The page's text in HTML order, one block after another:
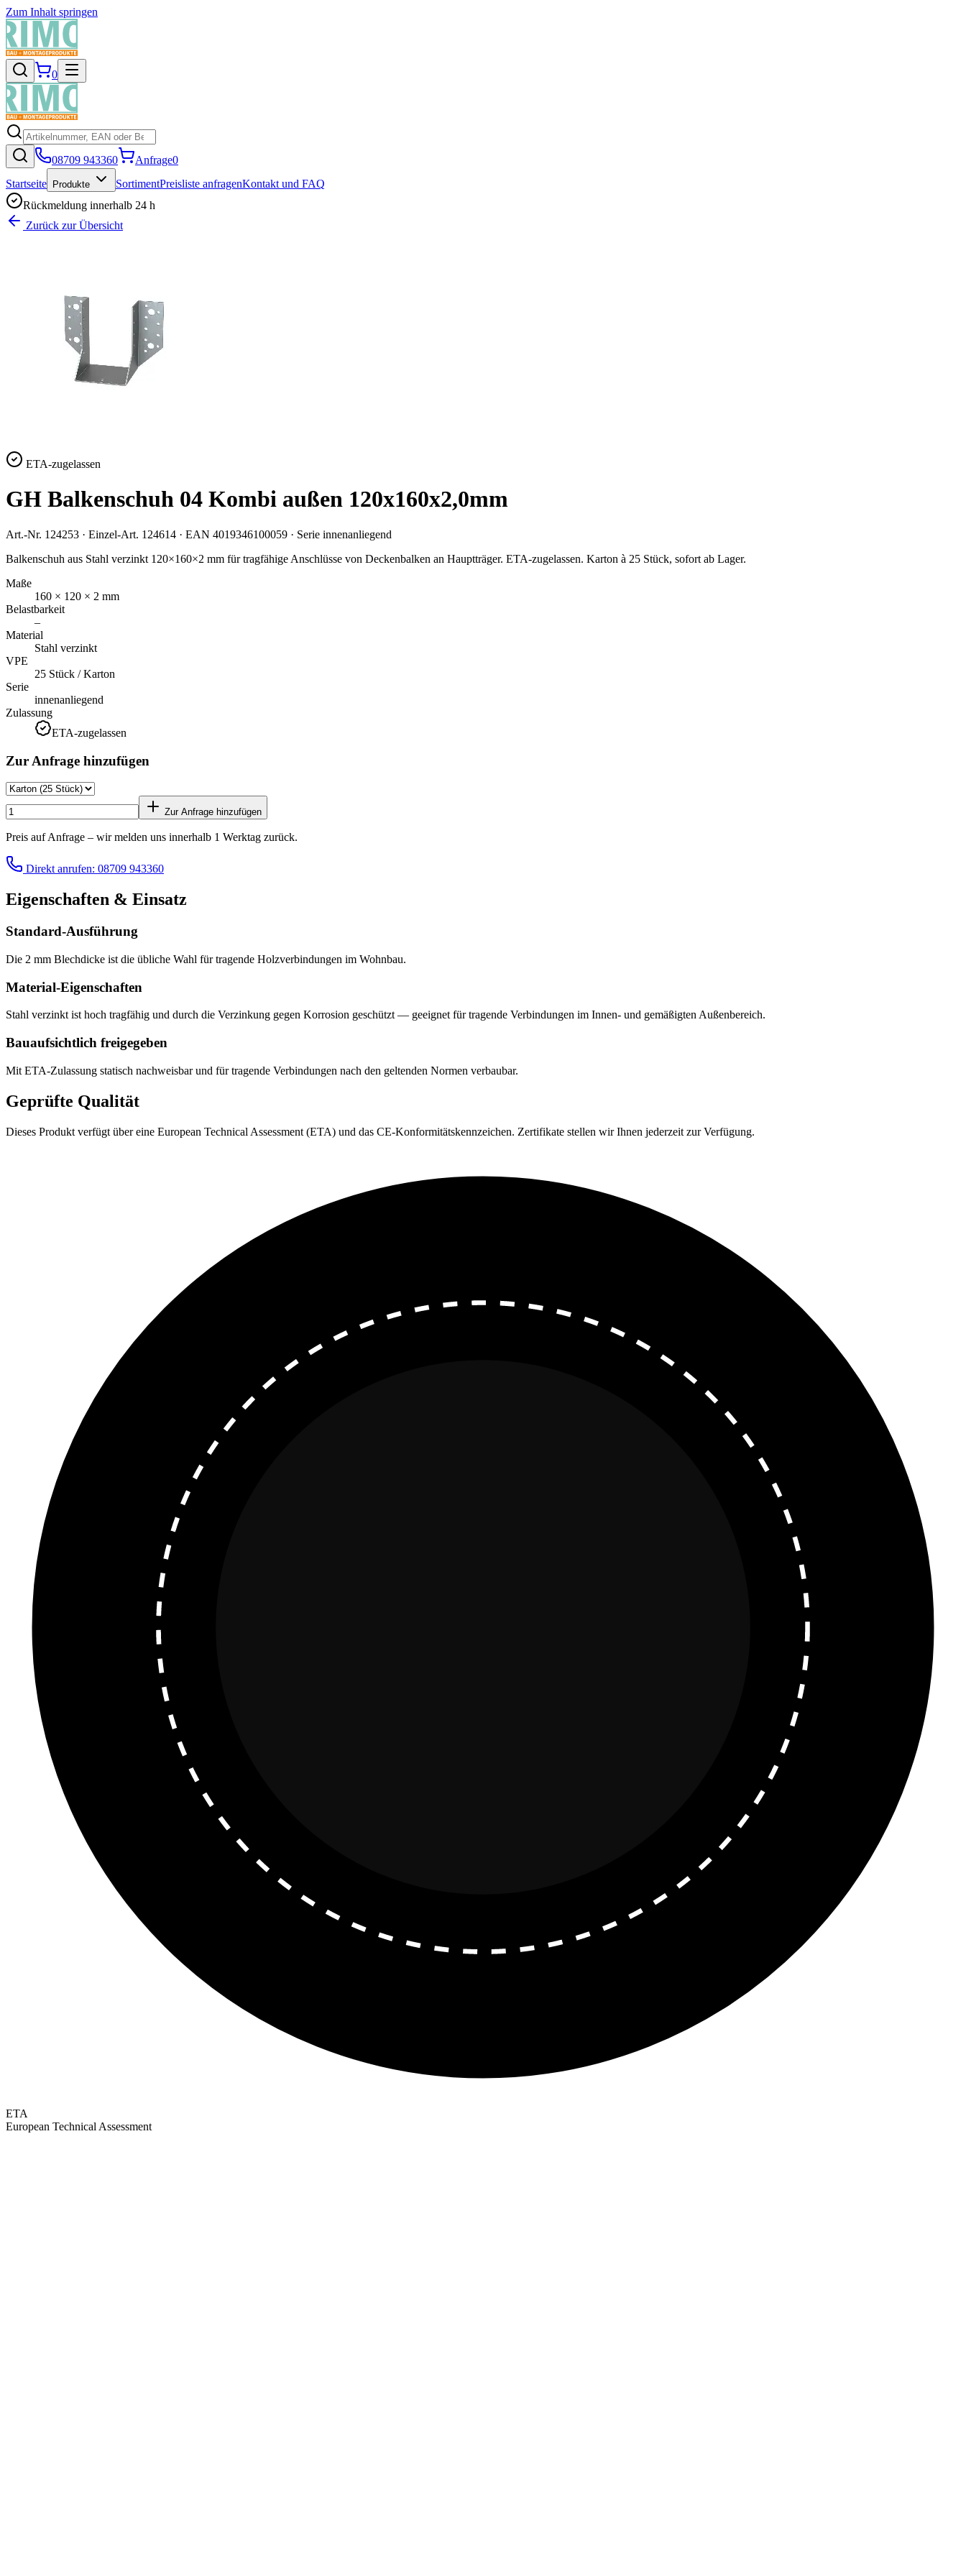
Zum Inhalt springen
0
08709 943360 Anfrage0
Startseite
Produkte SortimentPreisliste anfragenKontakt und FAQ
Rückmeldung innerhalb 24 h
Zurück zur Übersicht
ETA-zugelassen
GH Balkenschuh 04 Kombi außen 120x160x2,0mm
Art.-Nr. 124253 · Einzel-Art. 124614 · EAN 4019346100059 · Serie innenanliegend
Balkenschuh aus Stahl verzinkt 120×160×2 mm für tragfähige Anschlüsse von Deckenbalken an Hauptträger. ETA-zugelassen. Karton à 25 Stück, sofort ab Lager.
Maße
160 × 120 × 2 mm
Belastbarkeit
–
Material
Stahl verzinkt
VPE
25 Stück / Karton
Serie
innenanliegend
Zulassung
ETA-zugelassen
Zur Anfrage hinzufügen
Zur Anfrage hinzufügen
Preis auf Anfrage – wir melden uns innerhalb 1 Werktag zurück.
Direkt anrufen: 08709 943360
Eigenschaften & Einsatz
Standard-Ausführung
Die 2 mm Blechdicke ist die übliche Wahl für tragende Holzverbindungen im Wohnbau.
Material-Eigenschaften
Stahl verzinkt ist hoch tragfähig und durch die Verzinkung gegen Korrosion geschützt — geeignet für tragende Verbindungen im Innen- und gemäßigten Außenbereich.
Bauaufsichtlich freigegeben
Mit ETA-Zulassung statisch nachweisbar und für tragende Verbindungen nach den geltenden Normen verbaubar.
Geprüfte Qualität
Dieses Produkt verfügt über eine European Technical Assessment (ETA) und das CE-Konformitätskennzeichen. Zertifikate stellen wir Ihnen jederzeit zur Verfügung.
ETA
European Technical Assessment